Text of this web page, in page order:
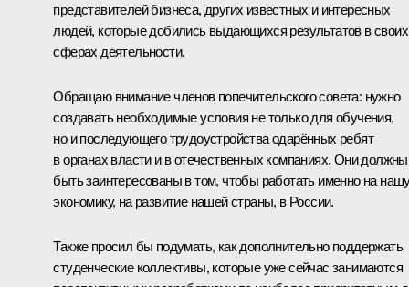
представителей бизнеса, других известных и интересных
людей, которые добились выдающихся результатов в своих
сферах деятельности.
Обращаю внимание членов попечительского совета: нужно
создавать необходимые условия не только для обучения,
но и последующего трудоустройства одарённых ребят
в органах власти и в отечественных компаниях. Они должны
быть заинтересованы в том, чтобы работать именно на
экономику, на развитие нашей страны, в России.
Также просил бы подумать, как дополнительно поддержать
студенческие коллективы, которые уже сейчас занимаются